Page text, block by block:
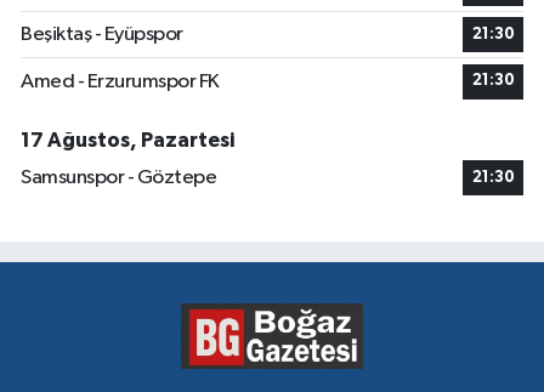
Beşiktaş - Eyüpspor 21:30
Amed - Erzurumspor FK 21:30
17 Ağustos, Pazartesi
Samsunspor - Göztepe
21:30